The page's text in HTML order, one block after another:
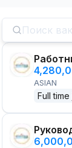
ASIAN
Full time